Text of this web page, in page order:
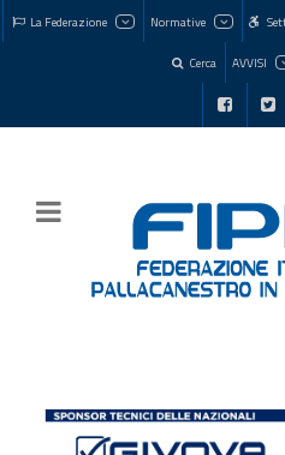
La Federazione Normative
Cerca AVVISI